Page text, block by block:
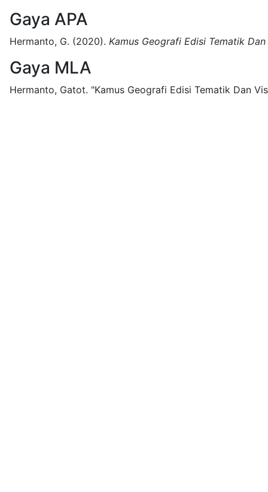
Gaya APA
Hermanto, G. (2020). Kamus Geografi Edisi Tematik Dan
Gaya MLA
Hermanto, Gatot. "Kamus Geografi Edisi Tematik Dan